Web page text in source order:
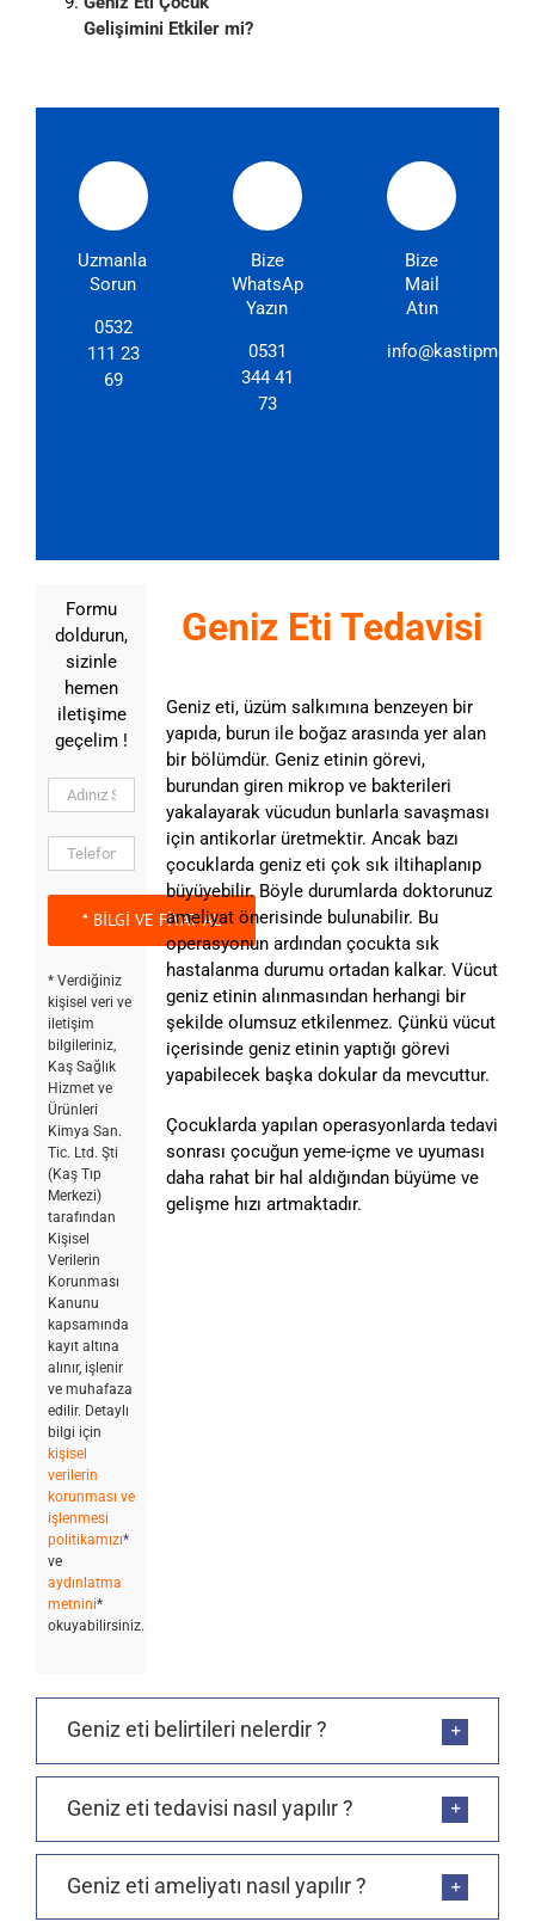
Gelişimini Etkiler mi?
Uzmanlarımıza
Sorun
0532
111 23
69
Bize
WhatsApp'dan
Yazın
0531
344 41
73
Bize
Mail
Atın
Formu
doldurun,
sizinle
hemen
iletişime
geçelim !
* Verdiğiniz
kişisel veri ve
iletişim
bilgileriniz,
Kaş Sağlık
Hizmet ve
Ürünleri
Kimya San.
Tic. Ltd. Şti
(Kaş Tıp
Merkezi)
tarafından
Kişisel
Verilerin
Korunması
Kanunu
kapsamında
kayıt altına
alınır, işlenir
ve muhafaza
edilir. Detaylı
bilgi için
kişisel
verilerin
korunması ve
işlenmesi
politikamızı*
ve
aydınlatma
metnini*
okuyabilirsiniz.
Geniz Eti Tedavisi
Geniz eti, üzüm salkımına benzeyen bir
yapıda, burun ile boğaz arasında yer alan
bir bölümdür. Geniz etinin görevi,
burundan giren mikrop ve bakterileri
yakalayarak vücudun bunlarla savaşması
için antikorlar üretmektir. Ancak bazı
çocuklarda geniz eti çok sık iltihaplanıp
büyüyebilir. Böyle durumlarda doktorunuz
ameliyat önerisinde bulunabilir. Bu
operasyonun ardından çocukta sık
hastalanma durumu ortadan kalkar. Vücut
geniz etinin alınmasından herhangi bir
şekilde olumsuz etkilenmez. Çünkü vücut
içerisinde geniz etinin yaptığı görevi
yapabilecek başka dokular da mevcuttur.
Çocuklarda yapılan operasyonlarda tedavi
sonrası çocuğun yeme-içme ve uyuması
daha rahat bir hal aldığından büyüme ve
gelişme hızı artmaktadır.
Geniz eti belirtileri nelerdir ?
Geniz eti tedavisi nasıl yapılır ?
Geniz eti ameliyatı nasıl yapılır ?